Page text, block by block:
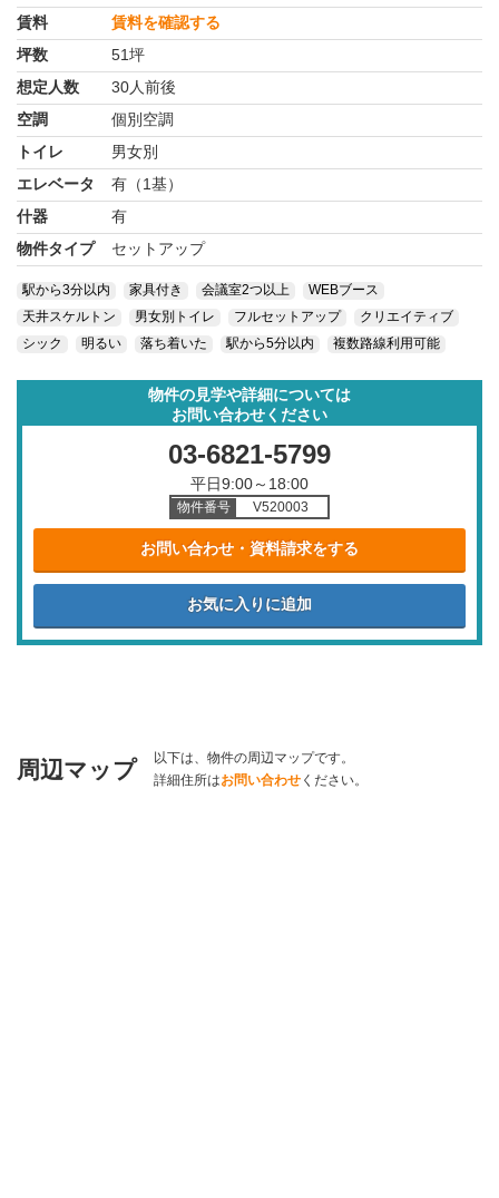
賃料
賃料を確認する
坪数
51坪
想定人数
30人前後
空調
個別空調
トイレ
男女別
エレベータ
有（1基）
什器
有
物件タイプ
セットアップ
駅から3分以内 家具付き 会議室2つ以上
WEBブース
天井スケルトン
男女別トイレ フルセットアップ
クリエイティブ
シック
明るい 落ち着いた 駅から5分以内 複数路線利用可能
物件の見学や詳細については
お問い合わせください
03-6821-5799
平日9:00～18:00
物件番号 V520003
お問い合わせ・資料請求をする
周辺マップ
以下は、物件の周辺マップです。
詳細住所はお問い合わせ ください。